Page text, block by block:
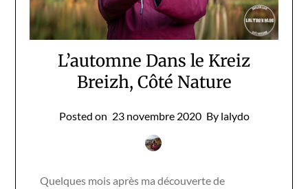
L’automne Dans le Kreiz
Breizh, Côté Nature
Posted on 23 novembre 2020 By lalydo
Quelques mois après ma découverte de